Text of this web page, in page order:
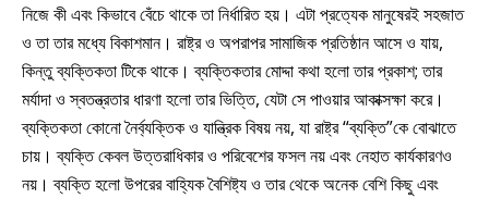
নিজে কী এবং কিভাবে বেঁচে থাকে তা নির্ধারিত হয়। এটা প্রত্যেক মানুষেরই সহজাত
ও তা তার মধ্যে বিকাশমান। রাষ্ট্র ও অপরাপর সামাজিক প্রতিষ্ঠান আসে ও যায়,
কিন্তু ব্যক্তিকতা টিকে থাকে। ব্যক্তিকতার মোদ্দা কথা হলো তার প্রকাশ; তার
মর্যাদা ও স্বতন্ত্রতার ধারণা হলো তার ভিত্তি, যেটা সে পাওয়ার আকাক্সক্ষা করে।
ব্যক্তিকতা কোনো নৈর্ব্যক্তিক ও যান্ত্রিক বিষয় নয়, যা রাষ্ট্র “ব্যক্তি”কে বোঝাতে
চায়। ব্যক্তি কেবল উত্তরাধিকার ও পরিবেশের ফসল নয় এবং নেহাত কার্যকারণও
নয়। ব্যক্তি হলো উপরের বাহ্যিক বৈশিষ্ট্য ও তার থেকে অনেক বেশি কিছু এবং